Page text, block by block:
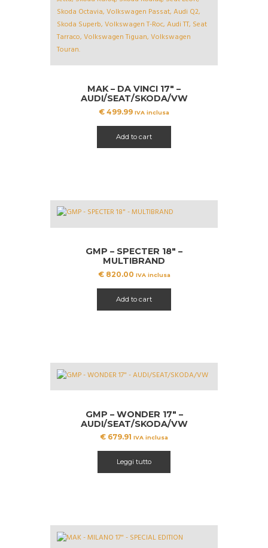
MAK – DA VINCI 17″ –
AUDI/SEAT/SKODA/VW
€ 499.99 IVA inclusa
Add to cart
GMP – SPECTER 18″ –
MULTIBRAND
€820.00 IVA inclusa
Add to cart
GMP – WONDER 17″ –
AUDI/SEAT/SKODA/VW
€ 679.91 IVA inclusa
Leggi tutto